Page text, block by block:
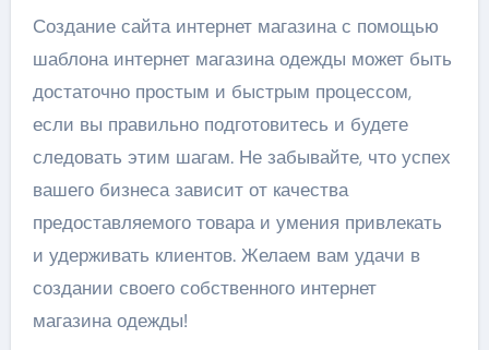
Создание сайта интернет магазина с помощью
шаблона интернет магазина одежды может быть
достаточно простым и быстрым процессом,
если вы правильно подготовитесь и будете
следовать этим шагам. Не забывайте, что успех
вашего бизнеса зависит от качества
предоставляемого товара и умения привлекать
и удерживать клиентов. Желаем вам удачи в
создании своего собственного интернет
магазина одежды!